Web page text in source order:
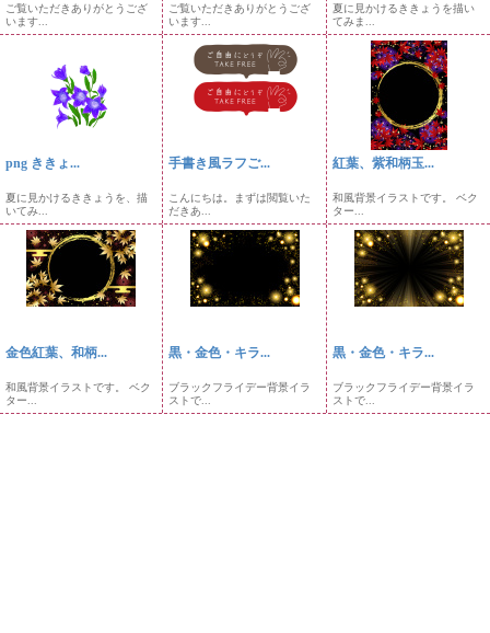
ご覧いただきありがとうござ
います...
ご覧いただきありがとうござ
います...
夏に見かけるききょうを描い
てみま...
png ききょ...
夏に見かけるききょうを、描
いてみ...
手書き風ラフご...
こんにちは。まずは閲覧いた
だきあ...
紅葉、紫和柄玉...
和風背景イラストです。 ベク
ター...
金色紅葉、和柄...
和風背景イラストです。 ベク
ター...
黒・金色・キラ...
ブラックフライデー背景イラ
ストで...
黒・金色・キラ...
ブラックフライデー背景イラ
ストで...